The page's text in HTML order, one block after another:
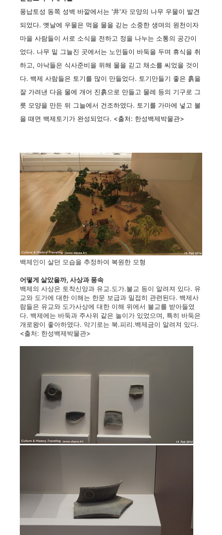
풍납토성 동쪽 성벽 바깥에서는 '井'자 모양의 나무 우물이 발견
되었다. 옛날에 우물은 먹을 물을 긷는 소중한 생며의 원천이자
마을 사람들이 서로 소식을 전하고 정을 나누는 소통의 공간이
었다. 나무 밑 그늘진 곳에서는 노인들이 바둑을 두며 휴식을 취
하고, 아낙들은 식사준비을 위해 물을 긷고 채소를 씨었을 것이
다. 백제 사람들은 토기를 많이 만들었다. 토기만들기 좋은 흙을
잘 가려낸 다음 물에 개어 진흙으로 만들고 물레 등의 기구로 그
릇 모양을 만든 뒤 그늘에서 건조하였다. 토기를 가마에 넣고 불
을 때면 백제토기가 완성되었다. <출처: 한성백제박물관>
백제인이 살던 모습을 추정하여 복원한 모형
어떻게 살았을까, 사상과 풍속
백제의 사상은 토착신앙과 유교.도가.불교 등이 알려져 있다. 유
교와 도가에 대한 이해는 한문 보급과 밀접히 관련된다. 백제사
람들은 유교와 도가사상에 대한 이해 위에서 불교를 받아들였
다. 백제에는 바둑과 주사위 같은 놀이가 있었으며, 특히 바둑은
개로왕이 좋아하였다. 악기로는 북.피리.백제금이 알려져 있다.
<출처: 한성백제박물관>